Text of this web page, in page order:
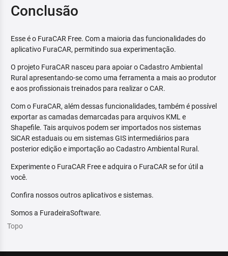
Conclusão
Esse é o FuraCAR Free. Com a maioria das funcionalidades do
aplicativo FuraCAR, permitindo sua experimentação.
O projeto FuraCAR nasceu para apoiar o Cadastro Ambiental
Rural apresentando-se como uma ferramenta a mais ao produtor
e aos profissionais treinados para realizar o CAR.
Com o FuraCAR, além dessas funcionalidades, também é possível
exportar as camadas demarcadas para arquivos KML e
Shapefile. Tais arquivos podem ser importados nos sistemas
SiCAR estaduais ou em sistemas GIS intermediários para
posterior edição e importação ao Cadastro Ambiental Rural.
Experimente o FuraCAR Free e adquira o FuraCAR se for útil a
você.
Confira nossos outros aplicativos e sistemas.
Somos a FuradeiraSoftware.
Topo